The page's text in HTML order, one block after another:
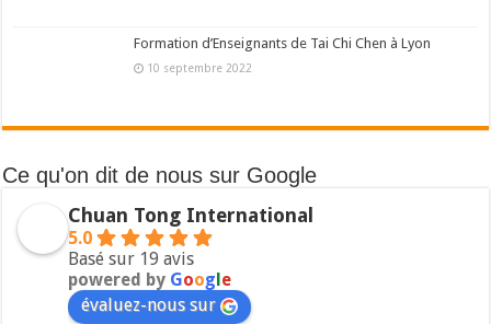
Formation d’Enseignants de Tai Chi Chen à Lyon
10 septembre 2022
Ce qu'on dit de nous sur Google
Chuan Tong International
5.0
Basé sur 19 avis
powered by Goog e
évaluez-nous sur